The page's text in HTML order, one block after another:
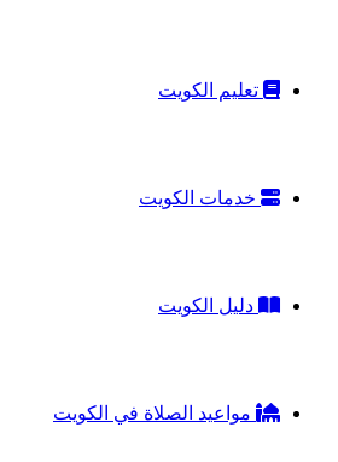
تعليم الكويت
خدمات الكويت
دليل الكويت
مواعيد الصلاة في الكويت